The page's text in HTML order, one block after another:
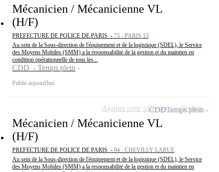
Mécanicien / Mécanicienne VL
(H/F)
PREFECTURE DE POLICE DE PARIS - 75 - PARIS 13
Au sein de la Sous-direction de l'équipement et de la logistique (SDEL), le Service
des Moyens Mobiles (SMM) a la responsabilité de la gestion et du maintien en
condition opérationnelle de tous les...
CDD - Temps plein
Publié aujourd'hui
Mécanicien / Mécanicienne VL
(H/F)
PREFECTURE DE POLICE DE PARIS - 94 - CHEVILLY LARUE
Au sein de la Sous-direction de l'équipement et de la logistique (SDEL), le Service
des Moyens Mobiles (SMM) a la responsabilité de la gestion et du maintien en
CDDTemps plein
Ajouter cette offre à ma sélection